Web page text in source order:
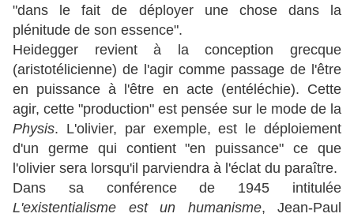
"dans le fait de déployer une chose dans la
plénitude de son essence".
Heidegger revient à la conception grecque
(aristotélicienne) de l'agir comme passage de l'être
en puissance à l'être en acte (entéléchie). Cette
agir, cette "production" est pensée sur le mode de la
Physis. L'olivier, par exemple, est le déploiement
d'un germe qui contient "en puissance" ce que
l'olivier sera lorsqu'il parviendra à l'éclat du paraître.
Dans sa conférence de 1945 intitulée
L'existentialisme est un humanisme, Jean-Paul